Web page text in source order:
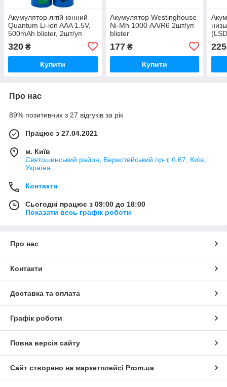
Акумулятор літій-іонний
Quantum Li-ion AAA 1.5V,
500mAh blister, 2шт/уп
320 ₴
Купити
Акумулятор Westinghouse
Ni-Mh 1000 АА/R6 2шт/уп
blister
177₴
Купити
225
Про нас
89% позитивних з 27 відгуків за рік
Працює з 27.04.2021
м. Київ
Святошинський район, Берестейський пр-т, б.67, Київ,
Україна
Контакти
Сьогодні працює з 09:00 до 18:00
Показати весь графік роботи
Про нас
Контакти
Доставка та оплата
Графік роботи
Повна версія сайту
Сайт створено на маркетплейсі Prom.ua